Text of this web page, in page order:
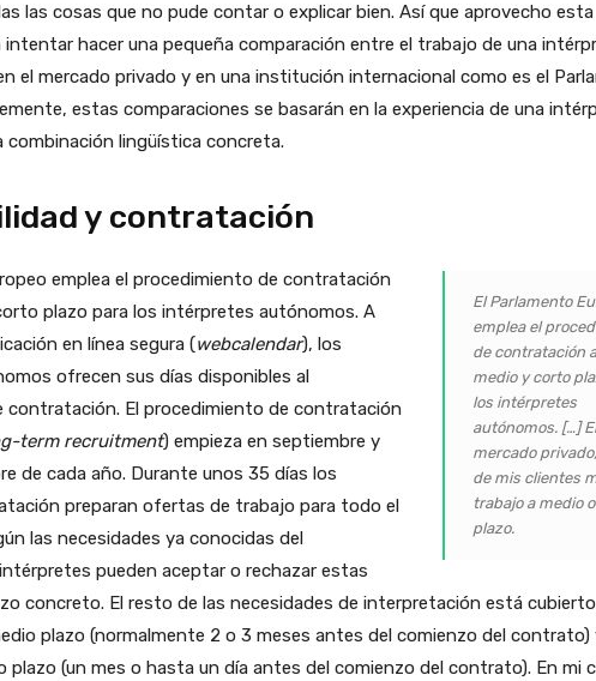
las cosas que no pude contar o explicar bien. Así que aprovecho esta
hacer una pequeña comparación entre el trabajo de una
el mercado privado y en una institución internacional como es el
estas comparaciones se basarán en la experiencia de una
combinación lingüística concreta.
y contratación
El Parlamento
emplea el
de contratación
medio y corto
los intérpretes
autónomos. […]
mercado
de mis clientes
trabajo a medio
plazo.
emplea el procedimiento de contratación
plazo para los intérpretes autónomos. A
en línea segura (webcalendar), los
ofrecen sus días disponibles al
contratación. El procedimiento de contratación
term recruitment) empieza en septiembre y
de cada año. Durante unos 35 días los
preparan ofertas de trabajo para todo el
las necesidades ya conocidas del
pueden aceptar o rechazar estas
concreto. El resto de las necesidades de interpretación está
plazo (normalmente 2 o 3 meses antes del comienzo del contrato)
(un mes o hasta un día antes del comienzo del contrato). En mi